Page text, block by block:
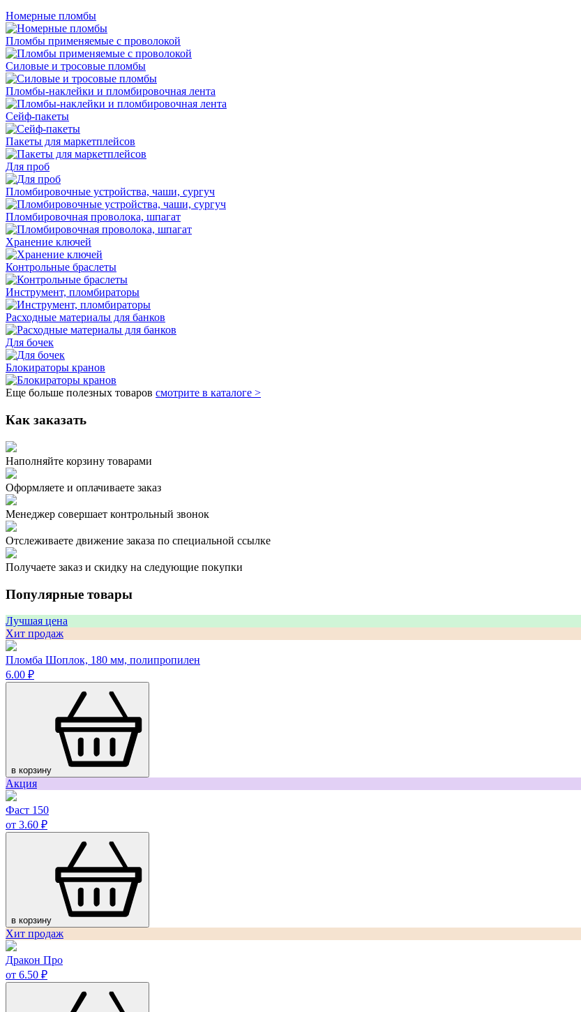
Номерные пломбы
Пломбы применяемые с проволокой
Силовые и тросовые пломбы
Пломбы-наклейки и пломбировочная лента
Сейф-пакеты
Пакеты для маркетплейсов
Для проб
Пломбировочные устройства, чаши, сургуч
Пломбировочная проволока, шпагат
Хранение ключей
Контрольные браслеты
Инструмент, пломбираторы
Расходные материалы для банков
Для бочек
Блокираторы кранов
Еще больше полезных товаров смотрите в каталоге >
Как заказать
Наполняйте корзину товарами
Оформляете и оплачиваете заказ
Менеджер совершает контрольный звонок
Отслеживаете движение заказа по специальной ссылке
Получаете заказ и скидку на следующие покупки
Популярные товары
Лучшая цена
Хит продаж
Пломба Шоплок, 180 мм, полипропилен
6.00 ₽
в корзину
Акция
Фаст 150
от 3.60 ₽
в корзину
Хит продаж
Дракон Про
от 6.50 ₽